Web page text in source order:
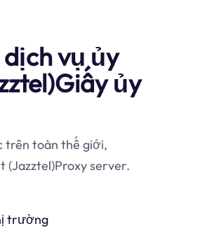
vụ ủy
ủy
trên toàn thế giới,
(Jazztel)Proxy server.
trường